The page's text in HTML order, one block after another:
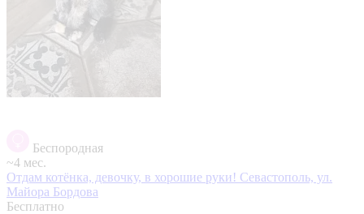
Беспородная
~4 мес.
Отдам котёнка, девочку, в хорошие руки! Севастополь, ул.
Майора Бордова
Бесплатно